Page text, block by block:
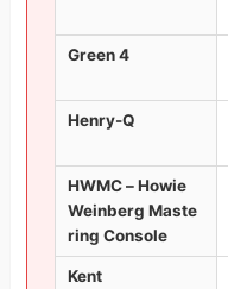
Green 4
Henry-Q
HWMC – Howie
Weinberg Maste
ring Console
Kent